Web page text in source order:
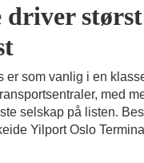
driver
er som vanlig i en
med
selskap på listen.
Yilport Oslo